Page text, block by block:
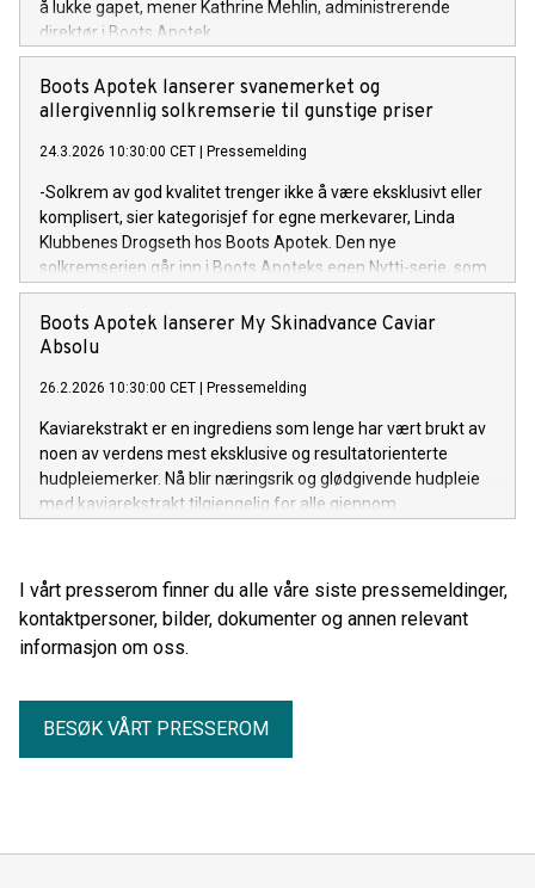
å lukke gapet, mener Kathrine Mehlin, administrerende
direktør i Boots Apotek.
Boots Apotek lanserer svanemerket og
allergivennlig solkremserie til gunstige priser
24.3.2026 10:30:00 CET Pressemelding
-Solkrem av god kvalitet trenger ikke å være eksklusivt eller
komplisert, sier kategorisjef for egne merkevarer, Linda
Klubbenes Drogseth hos Boots Apotek. Den nye
solkremserien går inn i Boots Apoteks egen Nytti-serie, som
tilbyr gode hverdagsprodukter til lommebokvennlige priser.
Boots Apotek lanserer My Skinadvance Caviar
Absolu
26.2.2026 10:30:00 CET Pressemelding
Kaviarekstrakt er en ingrediens som lenge har vært brukt av
noen av verdens mest eksklusive og resultatorienterte
hudpleiemerker. Nå blir næringsrik og glødgivende hudpleie
med kaviarekstrakt tilgjengelig for alle gjennom
I vårt presserom finner du alle våre siste pressemeldinger,
kontaktpersoner, bilder, dokumenter og annen relevant
informasjon om oss.
BESØK VÅRT PRESSEROM